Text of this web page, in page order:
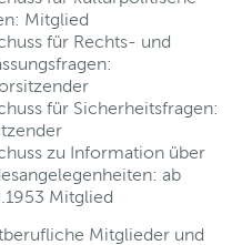
Mitglied
für Rechts- und
für Sicherheitsfragen:
zu Information über
ab
Mitglied
Mitglieder und